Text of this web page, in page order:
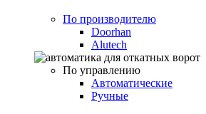
По производителю
Doorhan
Alutech
По управлению
Автоматические
Ручные